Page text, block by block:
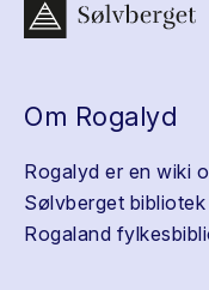
Om Rogalyd
Rogalyd er en wiki
Sølvberget
Rogaland